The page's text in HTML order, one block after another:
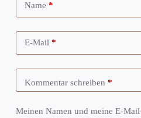
Name *
E-Mail*
Kommentar schreiben *
Meinen Namen und meine E-